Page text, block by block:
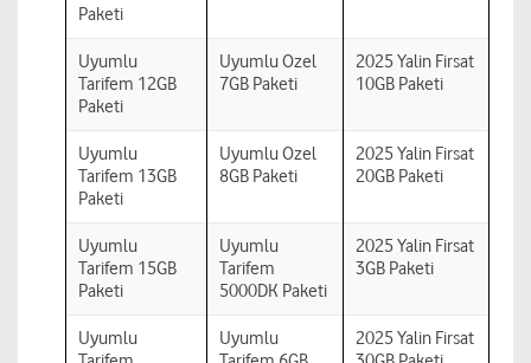
Paketi
Uyumlu
Tarifem 12GB
Paketi
Uyumlu Ozel
7GB Paketi
2025 Yalin Firsat
10GB Paketi
Uyumlu
Tarifem 13GB
Paketi
Uyumlu Ozel
8GB Paketi
2025 Yalin Firsat
20GB Paketi
Uyumlu
Tarifem 15GB
Paketi
Uyumlu
Tarifem
5000DK Paketi
2025 Yalin Firsat
3GB Paketi
Uyumlu
Uyumlu
2025 Yalin Firsat